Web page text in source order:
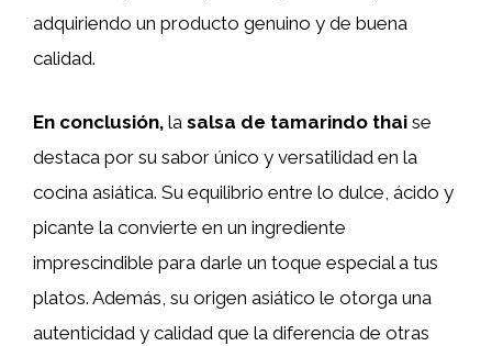
adquiriendo un producto genuino y de buena
calidad.
En conclusión, la salsa de tamarindo thai se
destaca por su sabor único y versatilidad en la
cocina asiática. Su equilibrio entre lo dulce, ácido y
picante la convierte en un ingrediente
imprescindible para darle un toque especial a tus
platos. Además, su origen asiático le otorga una
autenticidad y calidad que la diferencia de otras